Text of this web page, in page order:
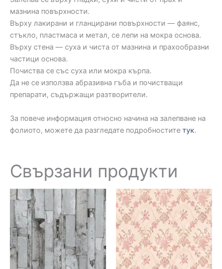
мазнина повърхности.
Върху лакирани и гланцирани повърхности — фаянс,
стъкло, пластмаса и метал, се лепи на мокра основа.
Върху стена — суха и чиста от мазнина и прахообразни
частици основа.
Почиства се със суха или мокра кърпа.
Да не се използва абразивна гъба и почистващи
препарати, съдържащи разтворители.
За повече информация относно начина на залепване на
фолиото, можете да разгледате подробностите тук.
Свързани продукти